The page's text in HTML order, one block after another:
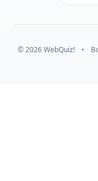
© 2026 WebQuiz! •